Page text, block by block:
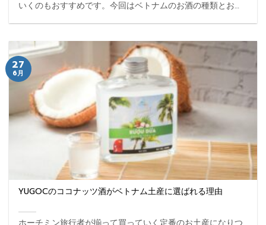
いくのもおすすめです。今回はベトナムのお酒の種類とお土
YUGOCのココナッツ酒がベトナム土産に選ばれる理由
27
6月